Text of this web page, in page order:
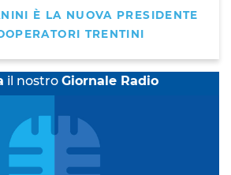
È LA NUOVA PRESIDENTE
TRENTINI
il nostro Giornale Radio